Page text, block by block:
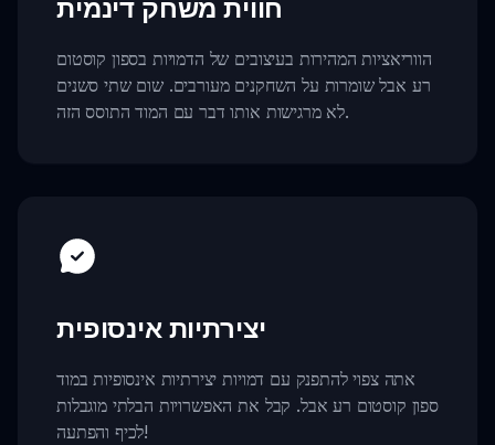
חווית משחק דינמית
הווריאציות המהירות בעיצובים של הדמויות בספון קוסטום
רע אבל שומרות על השחקנים מעורבים. שום שתי סשנים
לא מרגישות אותו דבר עם המוד התוסס הזה.
יצירתיות אינסופית
אתה צפוי להתפנק עם דמויות יצירתיות אינסופיות במוד
ספון קוסטום רע אבל. קבל את האפשרויות הבלתי מוגבלות
לכיף והפתעה!